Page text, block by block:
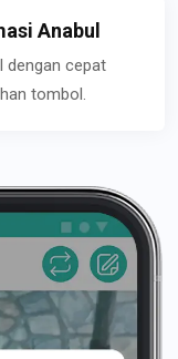
Anabul
dengan cepat
tombol.